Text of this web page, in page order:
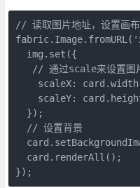
// 读取图片地址，设置画
  img.set({
// 通过scale来设置图
scaleX:
scaleY:
  });
  // 设置背景
  card.renderAll();
});